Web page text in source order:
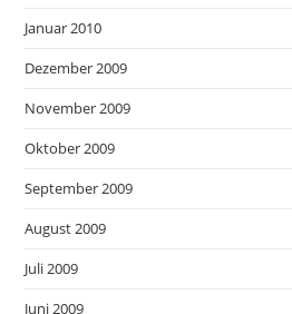
Januar 2010
Dezember 2009
November 2009
Oktober 2009
September 2009
August 2009
Juli 2009
Juni 2009